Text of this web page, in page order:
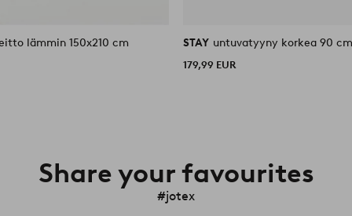
lämmin 150x210 cm STAY untuvatyyny korkea 90
179,99 EUR
Share your favourites
#jotex